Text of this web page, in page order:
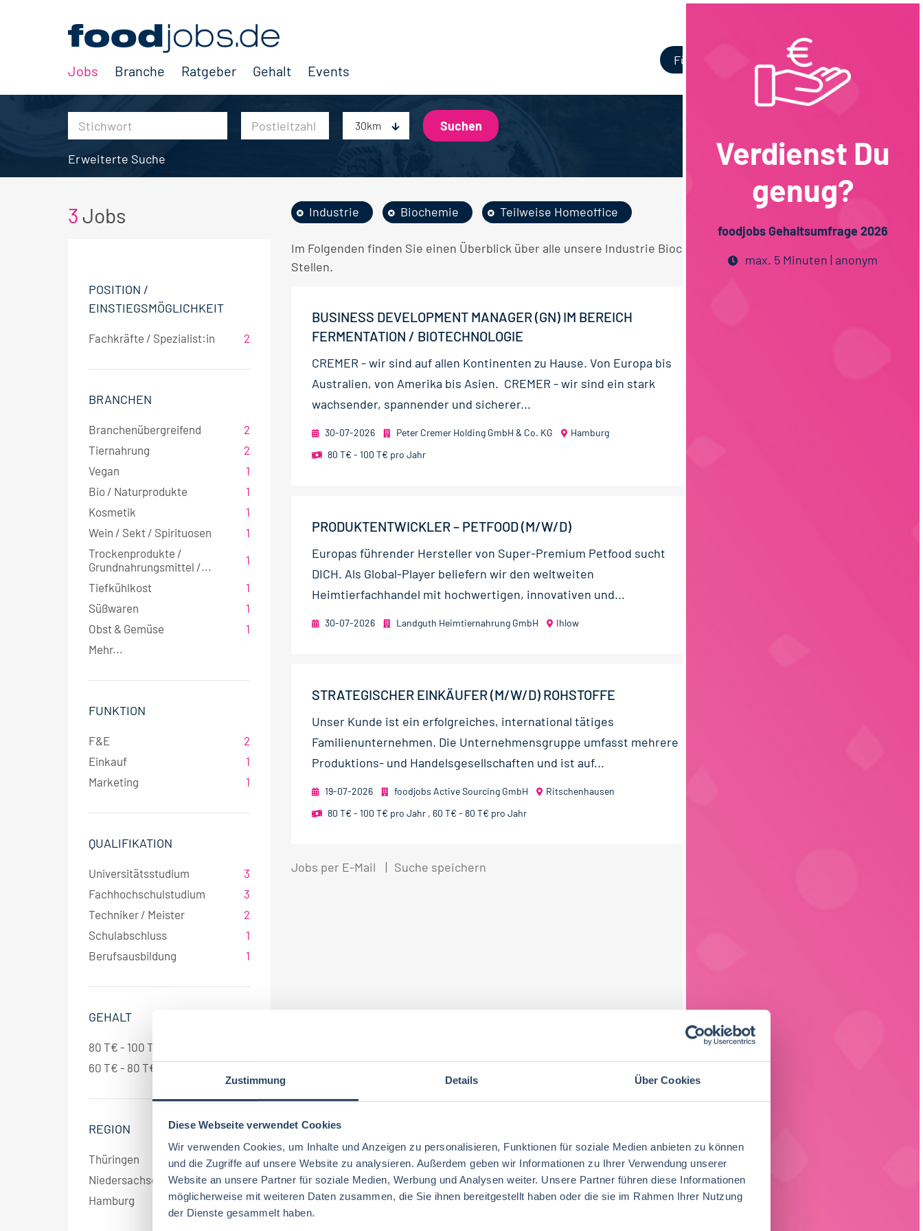
Zustimmung Details Über Cookies
Diese Webseite verwendet Cookies
Wir verwenden Cookies, um Inhalte und Anzeigen zu personalisieren, Funktionen für soziale Medien anbieten zu können
und die Zugriffe auf unsere Website zu analysieren. Außerdem geben wir Informationen zu Ihrer Verwendung unserer
Website an unsere Partner für soziale Medien, Werbung und Analysen weiter. Unsere Partner führen diese Informationen
möglicherweise mit weiteren Daten zusammen, die Sie ihnen bereitgestellt haben oder die sie im Rahmen Ihrer Nutzung
der Dienste gesammelt haben.
Jobs Branche Ratgeber Gehalt Events
Für Unternehmen
30km
Erweiterte Suche
3 Jobs
POSITION /
EINSTIEGSMÖGLICHKEIT
Fachkräfte / Spezialist:in 2
BRANCHEN
Branchenübergreifend
2
Tiernahrung
2
Vegan
1
Bio / Naturprodukte
1
Kosmetik
1
Wein / Sekt / Spirituosen
1
Trockenprodukte /
Grundnahrungsmittel /...
1
Tiefkühlkost
1
Süßwaren
1
Obst & Gemüse
1
Mehr...
FUNKTION
F&E
2
Einkauf
1
Marketing
1
QUALIFIKATION
Universitätsstudium
3
Fachhochschulstudium
3
Techniker / Meister
2
Schulabschluss
1
Berufsausbildung
1
GEHALT
80 T€ - 100 T€ pro Jahr
60 T€ - 80 T€ pro Jahr
REGION
Thüringen
1
Niedersachsen
1
Hamburg
1
Industrie Biochemie Teilweise Homeoffice
Im Folgenden finden Sie einen Überblick über alle unsere Industrie Biochemie Teilweise Homeoffice
Stellen.
BUSINESS DEVELOPMENT MANAGER (GN) IM BEREICH
FERMENTATION / BIOTECHNOLOGIE
CREMER - wir sind auf allen Kontinenten zu Hause. Von Europa bis
Australien, von Amerika bis Asien. CREMER - wir sind ein stark
wachsender, spannender und sicherer...
30-07-2026 Peter Cremer Holding GmbH & Co. KG
Hamburg
80 T€ - 100 T€ pro Jahr
PRODUKTENTWICKLER – PETFOOD (M/W/D)
Europas führender Hersteller von Super-Premium Petfood sucht
DICH. Als Global-Player beliefern wir den weltweiten
Heimtierfachhandel mit hochwertigen, innovativen und...
30-07-2026 Landguth Heimtiernahrung GmbH Ihlow
STRATEGISCHER EINKÄUFER (M/W/D) ROHSTOFFE
Unser Kunde ist ein erfolgreiches, international tätiges
Familienunternehmen. Die Unternehmensgruppe umfasst mehrere
Produktions- und Handelsgesellschaften und ist auf...
19-07-2026 foodjobs Active Sourcing GmbH
Ritschenhausen
80 T€ - 100 T€ pro Jahr , 60 T€ - 80 T€ pro Jahr
Jobs per E-Mail Suche speichern
Verdienst Du
genug?
foodjobs Gehaltsumfrage 2026
max. 5 Minuten | anonym